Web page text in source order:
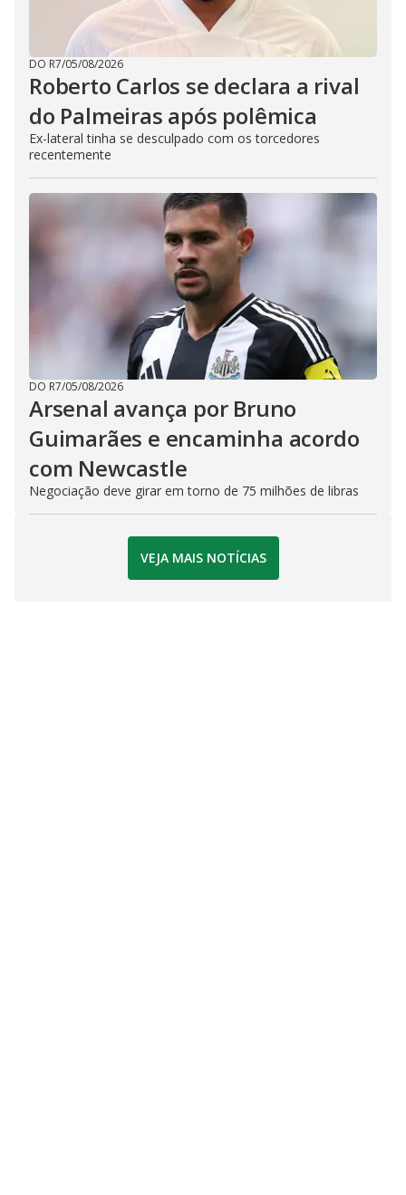
DO R7/05/08/2026
Roberto Carlos se declara a rival
do Palmeiras após polêmica
Ex-lateral tinha se desculpado com os torcedores
recentemente
DO R7/05/08/2026
Arsenal avança por Bruno
Guimarães e encaminha acordo
com Newcastle
Negociação deve girar em torno de 75 milhões de libras
VEJA MAIS NOTÍCIAS